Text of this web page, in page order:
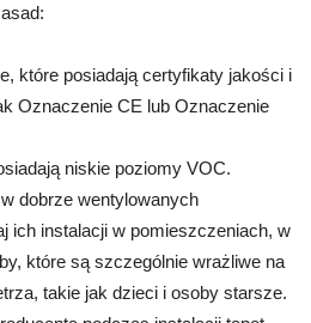
które posiadają certyfikaty jakości i
Oznaczenie CE lub Oznaczenie
niskie poziomy VOC.
dobrze wentylowanych
ich instalacji w pomieszczeniach, w
które są szczególnie wrażliwe na
takie jak dzieci i osoby starsze.